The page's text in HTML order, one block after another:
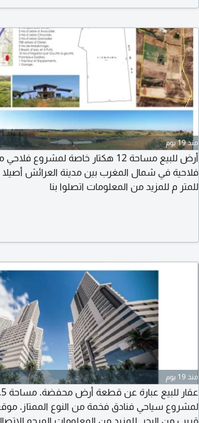
منذ 19 يوم
أرض للبيع مساحة 12 هكتار خاصة
للمتر م للمزيد من المعلومات اتصلوا بنا
منذ 19 يوم
لمشروع سياحي فنادق فخمة من النوع الممتاز.